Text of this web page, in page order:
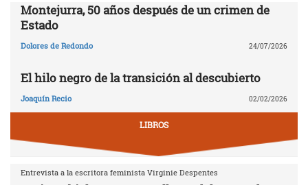
Montejurra, 50 años después de un crimen de
Estado
Dolores de Redondo 24/07/2026
El hilo negro de la transición al descubierto
Joaquín Recio 02/02/2026
LIBROS
Entrevista a la escritora feminista Virginie Despentes